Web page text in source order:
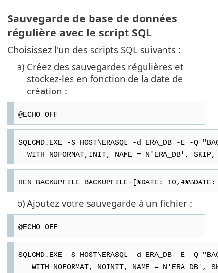
Sauvegarde de base de données
régulière avec le script SQL
Choisissez l'un des scripts SQL suivants :
a) Créez des sauvegardes régulières et
stockez-les en fonction de la date de
création :
@ECHO OFF
SQLCMD.EXE -S HOST\ERASQL -d ERA_DB -E -Q
WITH NOFORMAT,INIT, NAME = N'ERA_DB', SKIP,
REN BACKUPFILE BACKUPFILE-
b)Ajoutez votre sauvegarde à un fichier :
@ECHO OFF
SQLCMD.EXE -S HOST\ERASQL -d ERA_DB -E -Q
WITH NOFORMAT, NOINIT, NAME = N'ERA_DB',